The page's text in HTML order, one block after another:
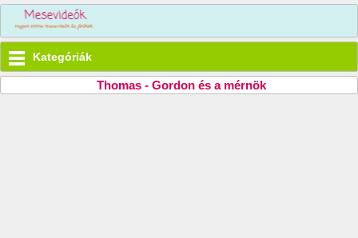
Kategóriák
Thomas - Gordon és a mérnök